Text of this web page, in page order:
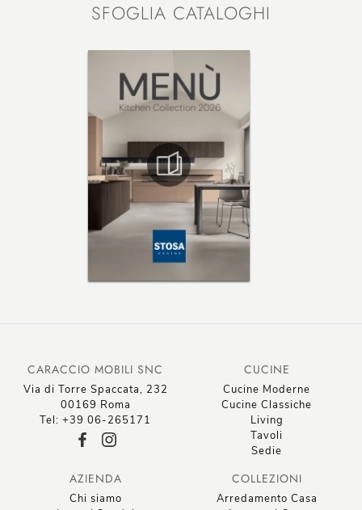
SFOGLIA CATALOGHI
CARACCIO MOBILI SNC
Via di Torre Spaccata, 232
00169 Roma
Tel: +39 06-265171
CUCINE
Cucine Moderne
Cucine Classiche
Living
Tavoli
Sedie
AZIENDA
Chi siamo
COLLEZIONI
Arredamento Casa